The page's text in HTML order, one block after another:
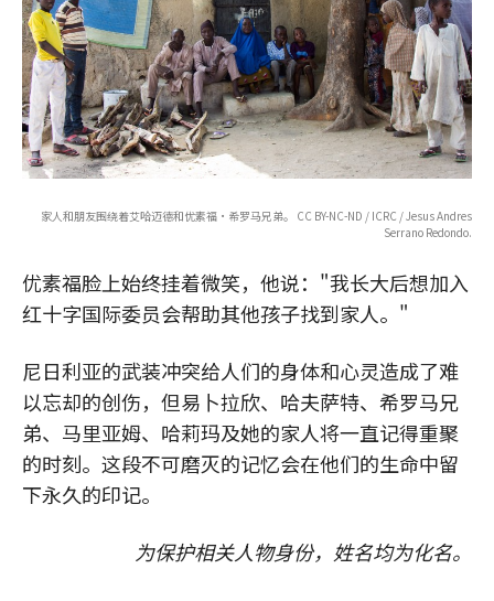
家人和朋友围绕着艾哈迈德和优素福·希罗马兄弟。 CC BY-NC-ND / ICRC / Jesus Andres
Serrano Redondo.
优素福脸上始终挂着微笑，他说："我长大后想加入
红十字国际委员会帮助其他孩子找到家人。"
尼日利亚的武装冲突给人们的身体和心灵造成了难
以忘却的创伤，但易卜拉欣、哈夫萨特、希罗马兄
弟、马里亚姆、哈莉玛及她的家人将一直记得重聚
的时刻。这段不可磨灭的记忆会在他们的生命中留
下永久的印记。
为保护相关人物身份，姓名均为化名。